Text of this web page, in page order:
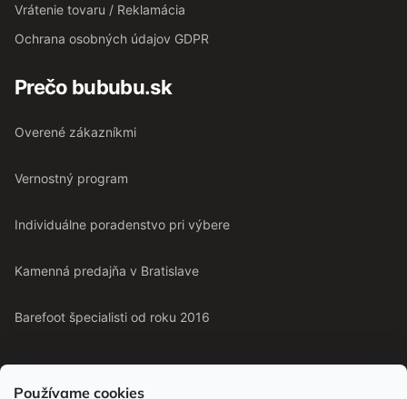
Používame cookies
Vrátenie tovaru / Reklamácia
Ochrana osobných údajov GDPR
Prečo bububu.sk
Overené zákazníkmi
Vernostný program
Individuálne poradenstvo pri výbere
Kamenná predajňa v Bratislave
Barefoot špecialisti od roku 2016